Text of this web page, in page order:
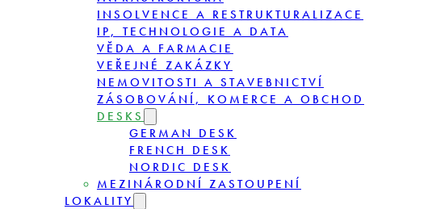
INSOLVENCE A RESTRUKTURALIZACE
IP, TECHNOLOGIE A DATA
VĚDA A FARMACIE
VEŘEJNÉ ZAKÁZKY
NEMOVITOSTI A STAVEBNICTVÍ
ZÁSOBOVÁNÍ, KOMERCE A OBCHOD
DESKS
GERMAN DESK
FRENCH DESK
NORDIC DESK
MEZINÁRODNÍ ZASTOUPENÍ
LOKALITY